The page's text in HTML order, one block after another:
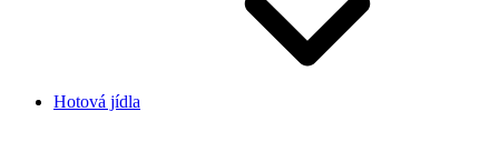
Hotová jídla